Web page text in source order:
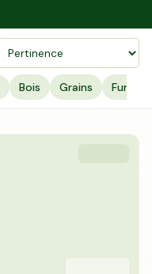
Bois Grains Fumier